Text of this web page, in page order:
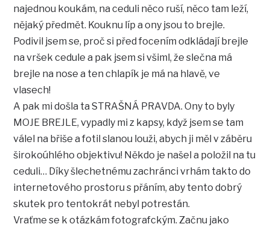
najednou koukám, na ceduli něco ruší, něco tam leží,
nějaký předmět. Kouknu líp a ony jsou to brejle.
Podivil jsem se, proč si před focením odkládají brejle
na vršek cedule a pak jsem si všiml, že slečna má
brejle na nose a ten chlapík je má na hlavě, ve
vlasech!
A pak mi došla ta STRAŠNÁ PRAVDA. Ony to byly
MOJE BREJLE, vypadly mi z kapsy, když jsem se tam
válel na břiše a fotil slanou louži, abych ji měl v záběru
širokoúhlého objektivu! Někdo je našel a položil na tu
ceduli… Díky šlechetnému zachránci vrhám takto do
internetového prostoru s přáním, aby tento dobrý
skutek pro tentokrát nebyl potrestán.
Vraťme se k otázkám fotografckým. Začnu jako